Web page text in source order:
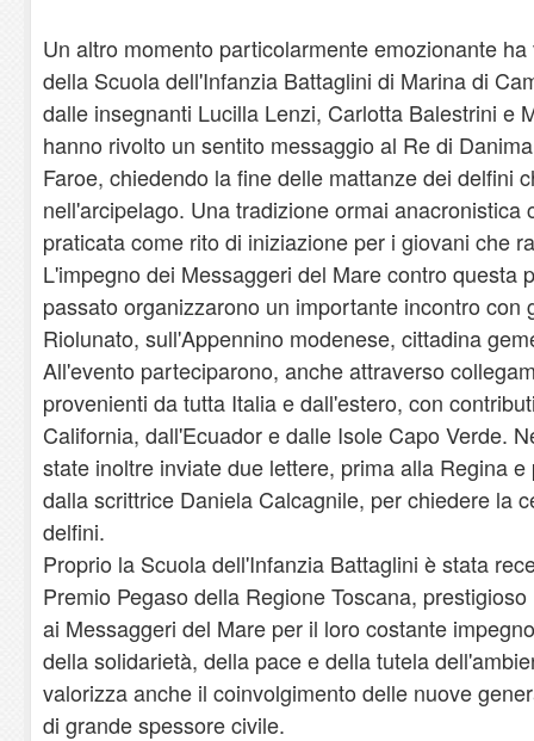
Un altro momento particolarmente emozionante
della Scuola dell'Infanzia Battaglini di Marina di
dalle insegnanti Lucilla Lenzi, Carlotta Balestrini e
hanno rivolto un sentito messaggio al Re di
Faroe, chiedendo la fine delle mattanze dei delfini
nell'arcipelago. Una tradizione ormai anacronistica
praticata come rito di iniziazione per i giovani che
L'impegno dei Messaggeri del Mare contro questa
passato organizzarono un importante incontro con
Riolunato, sull'Appennino modenese, cittadina
All'evento parteciparono, anche attraverso
provenienti da tutta Italia e dall'estero, con
California, dall'Ecuador e dalle Isole Capo Verde.
state inoltre inviate due lettere, prima alla Regina
dalla scrittrice Daniela Calcagnile, per chiedere la
delfini.
Proprio la Scuola dell'Infanzia Battaglini è stata
Premio Pegaso della Regione Toscana,
ai Messaggeri del Mare per il loro costante
della solidarietà, della pace e della tutela
valorizza anche il coinvolgimento delle nuove
di grande spessore civile.